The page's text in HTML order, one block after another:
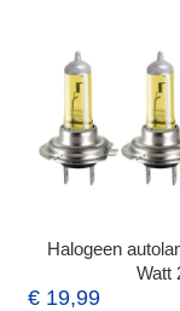
Halogeen
Watt
€ 19,99